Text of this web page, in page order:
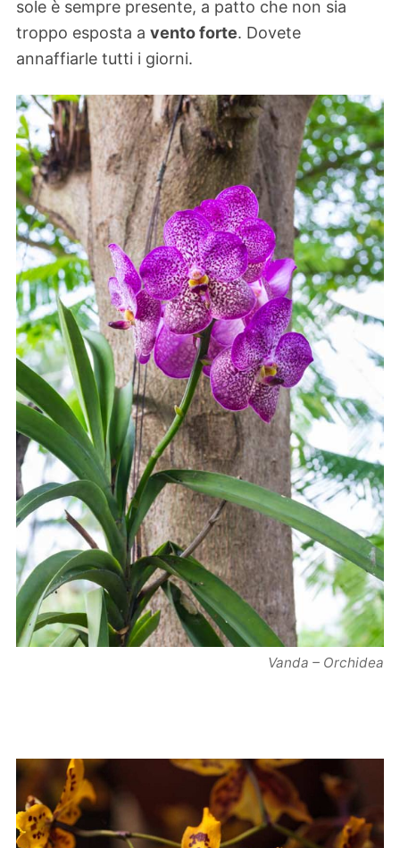
sole è sempre presente, a patto che non sia
troppo esposta a vento forte. Dovete
annaffiarle tutti i giorni.
Vanda – Orchidea